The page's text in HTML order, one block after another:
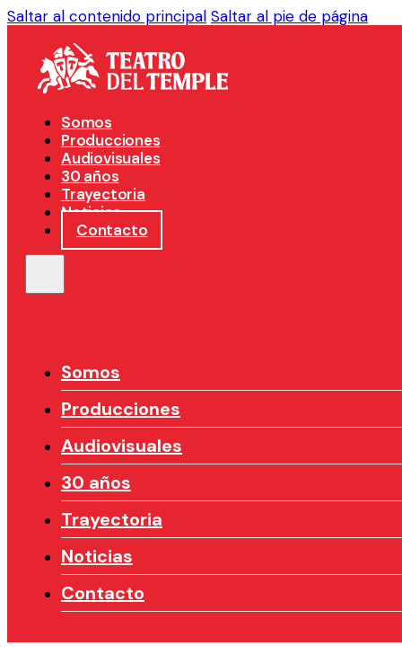
Saltar al contenido principal Saltar al pie de página
Somos
Producciones
Audiovisuales
30 años
Trayectoria
Noticias
Contacto
Somos
Producciones
Audiovisuales
30 años
Trayectoria
Noticias
Contacto